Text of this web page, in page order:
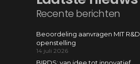
Recente berichten
Beoordeling aanvragen MIT R&D
openstelling
14 juli 2026
BIRDS: van idee tot innovatief